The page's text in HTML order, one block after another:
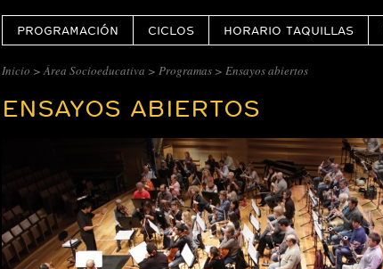
PROGRAMACIÓN CICLOS HORARIO TAQUILLAS
Inicio >Área Socioeducativa > Programas > Ensayos abiertos
ENSAYOS ABIERTOS